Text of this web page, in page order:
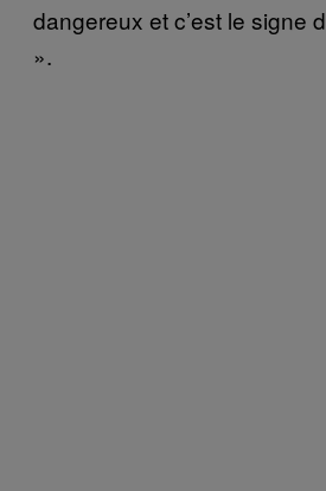
dangereux et c’est le signe
».